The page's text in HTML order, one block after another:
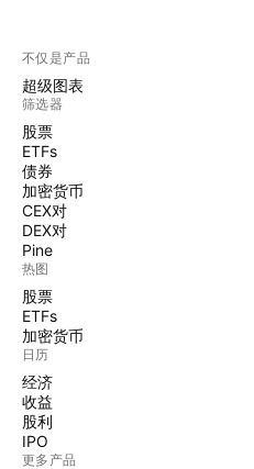
不仅是产品
超级图表
筛选器
股票
ETFs
债券
加密货币
CEX对
DEX对
Pine
热图
股票
ETFs
加密货币
日历
经济
收益
股利
IPO
更多产品